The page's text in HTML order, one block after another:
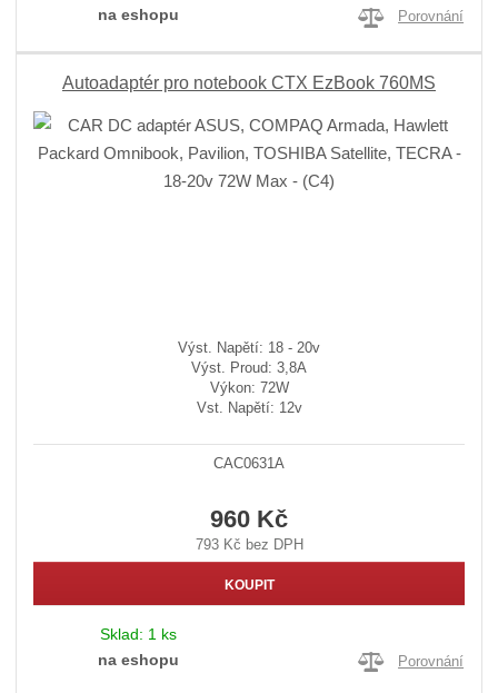
na eshopu
Porovnání
Autoadaptér pro notebook CTX EzBook 760MS
Výst. Napětí: 18 - 20v
Výst. Proud: 3,8A
Výkon: 72W
Vst. Napětí: 12v
CAC0631A
960 Kč
793 Kč bez DPH
KOUPIT
Sklad: 1 ks
na eshopu
Porovnání